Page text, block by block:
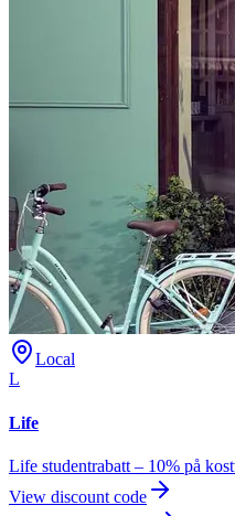
Local
L
Life
Life studentrabatt – 10% på
View discount code